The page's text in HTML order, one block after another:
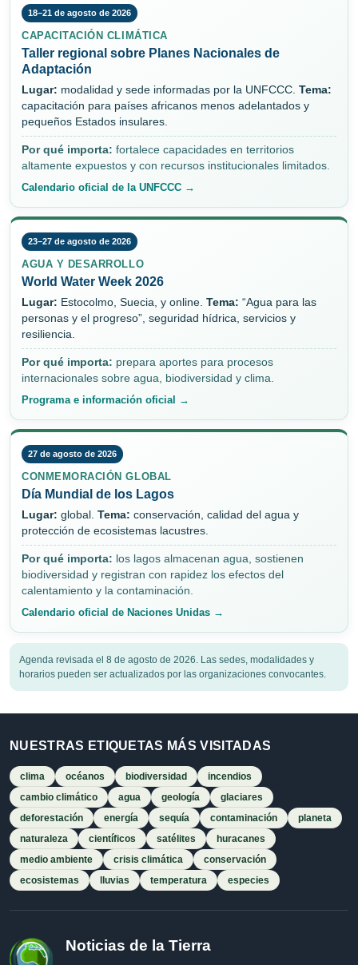
18–21 de agosto de 2026
CAPACITACIÓN CLIMÁTICA
Taller regional sobre Planes Nacionales de
Adaptación
Lugar: modalidad y sede informadas por la UNFCCC. Tema:
capacitación para países africanos menos adelantados y
pequeños Estados insulares.
Por qué importa: fortalece capacidades en territorios
altamente expuestos y con recursos institucionales limitados.
Calendario oficial de la UNFCCC →
23–27 de agosto de 2026
AGUA Y DESARROLLO
World Water Week 2026
Lugar: Estocolmo, Suecia, y online. Tema: “Agua para las
personas y el progreso”, seguridad hídrica, servicios y
resiliencia.
Por qué importa: prepara aportes para procesos
internacionales sobre agua, biodiversidad y clima.
Programa e información oficial →
27 de agosto de 2026
CONMEMORACIÓN GLOBAL
Día Mundial de los Lagos
Lugar: global. Tema: conservación, calidad del agua y
protección de ecosistemas lacustres.
Por qué importa: los lagos almacenan agua, sostienen
biodiversidad y registran con rapidez los efectos del
calentamiento y la contaminación.
Calendario oficial de Naciones Unidas →
Agenda revisada el 8 de agosto de 2026. Las sedes, modalidades y
horarios pueden ser actualizados por las organizaciones convocantes.
NUESTRAS ETIQUETAS MÁS VISITADAS
clima océanos biodiversidad
incendios
cambio climático
agua geología
glaciares
deforestación
energía sequía contaminación
planeta
naturaleza
científicos satélites
huracanes
medio ambiente
crisis climática
conservación
ecosistemas
lluvias temperatura especies
Noticias de la Tierra